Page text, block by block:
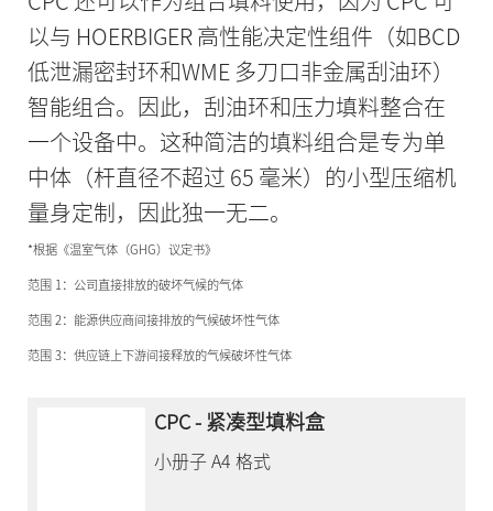
以与 HOERBIGER 高性能决定性组件（如BCD
低泄漏密封环和WME 多刀口非金属刮油环）
智能组合。因此，刮油环和压力填料整合在
一个设备中。这种简洁的填料组合是专为单
中体（杆直径不超过 65 毫米）的小型压缩机
量身定制，因此独一无二。
*根据《温室气体（GHG）议定书》
范围 1：公司直接排放的破坏气候的气体
范围 2：能源供应商间接排放的气候破坏性气体
范围 3：供应链上下游间接释放的气候破坏性气体
CPC - 紧凑型填料盒
小册子 A4 格式